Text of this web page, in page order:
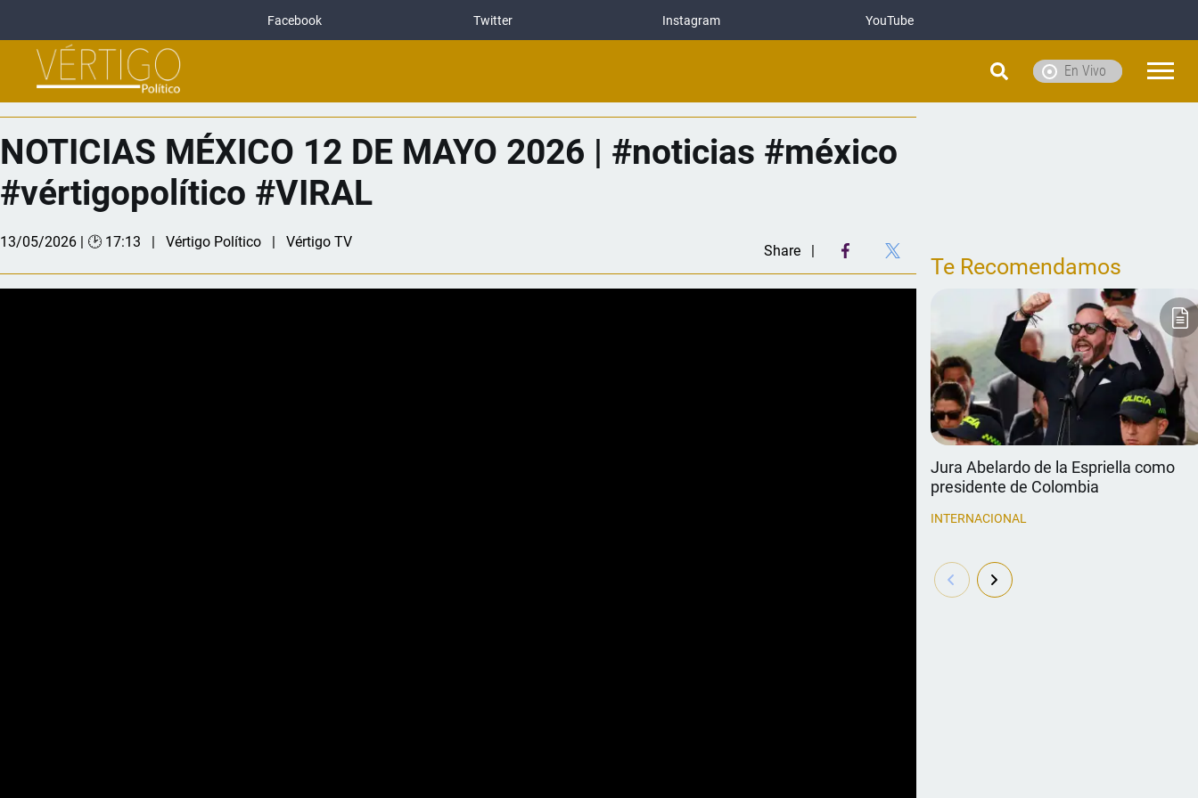
Facebook Twitter Instagram YouTube
En Vivo
NOTICIAS MÉXICO 12 DE MAYO 2026 | #noticias #méxico
#vértigopolítico #VIRAL
13/05/2026 | 🕑 17:13 Vértigo Político Vértigo TV
Share
Te Recomendamos
Jura Abelardo de la Espriella como
presidente de Colombia
INTERNACIONAL